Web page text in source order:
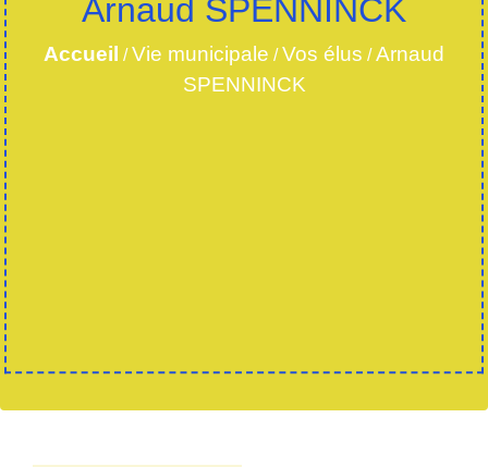
Arnaud SPENNINCK
Accueil /Vie municipale /Vos élus /Arnaud
SPENNINCK